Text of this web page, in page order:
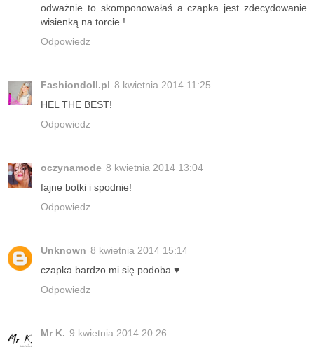
odważnie to skomponowałaś a czapka jest zdecydowanie
wisienką na torcie !
Odpowiedz
Fashiondoll.pl 8 kwietnia 2014 11:25
HEL THE BEST!
Odpowiedz
oczynamode 8 kwietnia 2014 13:04
fajne botki i spodnie!
Odpowiedz
Unknown 8 kwietnia 2014 15:14
czapka bardzo mi się podoba ♥
Odpowiedz
Mr K. 9 kwietnia 2014 20:26